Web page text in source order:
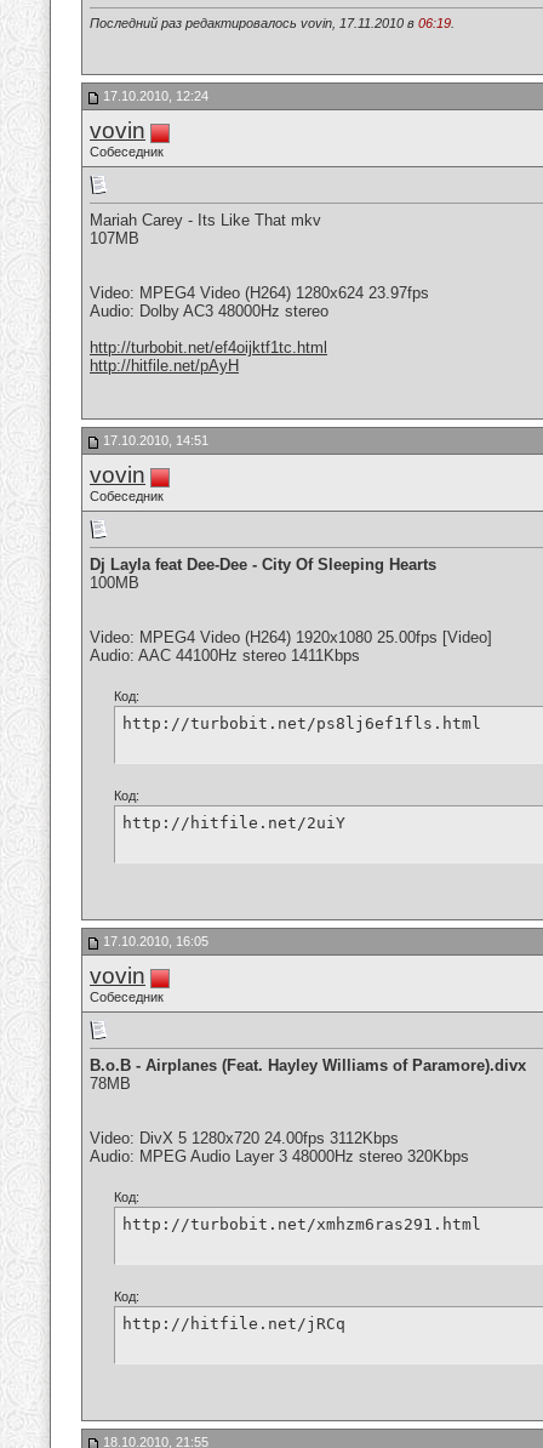
Последний раз редактировалось vovin, 17.11.2010 в 06:19
17.10.2010, 12:24
vovin
Собеседник
Mariah Carey - Its Like That mkv
107MB
Video: MPEG4 Video (H264) 1280x624 23.97fps
Audio: Dolby AC3 48000Hz stereo
http://turbobit.net/ef4oijktf1tc.html
http://hitfile.net/pAyH
17.10.2010, 14:51
vovin
Собеседник
Dj Layla feat Dee-Dee - City Of Sleeping Hearts
100MB
Video: MPEG4 Video (H264) 1920x1080 25.00fps [Video]
Audio: AAC 44100Hz stereo 1411Kbps
Код:
http://turbobit.net/ps8lj6ef1fls.html
Код:
http://hitfile.net/2uiY
17.10.2010, 16:05
vovin
Собеседник
B.o.B - Airplanes (Feat. Hayley Williams of Paramore).divx
78MB
Video: DivX 5 1280x720 24.00fps 3112Kbps
Audio: MPEG Audio Layer 3 48000Hz stereo 320Kbps
Код:
http://turbobit.net/xmhzm6ras291.html
Код:
http://hitfile.net/jRCq
18.10.2010, 21:55